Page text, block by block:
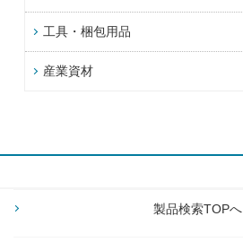
工具・梱包用品
産業資材
製品検索TOPへ